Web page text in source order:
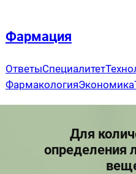
содержимому
Фармация
ОтветыСпециалитет
ФармакологияЭкономика
Для
определения